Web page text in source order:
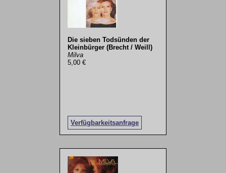
Die sieben Todsünden der
Kleinbürger (Brecht / Weill)
Milva
5,00 €
Verfügbarkeitsanfrage